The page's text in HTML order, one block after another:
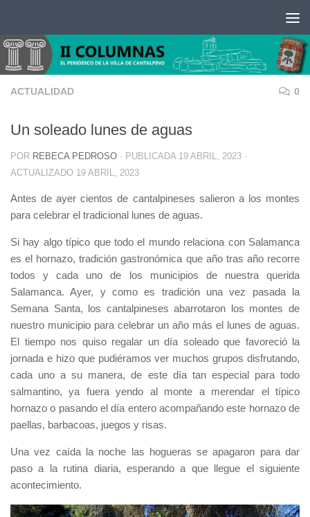
ACTUALIDAD 0
Un soleado lunes de aguas
POR REBECA PEDROSO · PUBLICADA 19 ABRIL, 2023 ·
ACTUALIZADO 19 ABRIL, 2023
Antes de ayer cientos de cantalpineses salieron a los montes
para celebrar el tradicional lunes de aguas.
Si hay algo típico que todo el mundo relaciona con Salamanca
es el hornazo, tradición gastronómica que año tras año recorre
todos y cada uno de los municipios de nuestra querida
Salamanca. Ayer, y como es tradición una vez pasada la
Semana Santa, los cantalpineses abarrotaron los montes de
nuestro municipio para celebrar un año más el lunes de aguas.
El tiempo nos quiso regalar un día soleado que favoreció la
jornada e hizo que pudiéramos ver muchos grupos disfrutando,
cada uno a su manera, de este día tan especial para todo
salmantino, ya fuera yendo al monte a merendar el típico
hornazo o pasando el día entero acompañando este hornazo de
paellas, barbacoas, juegos y risas.
Una vez caída la noche las hogueras se apagaron para dar
paso a la rutina diaria, esperando a que llegue el siguiente
acontecimiento.